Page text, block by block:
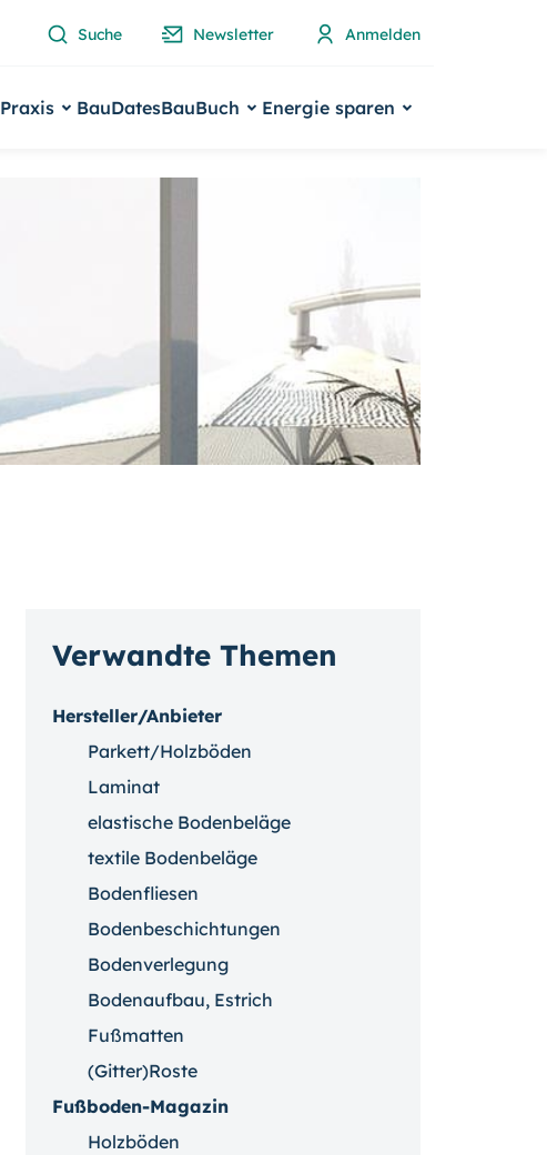
Suche Newsletter Anmelden
Praxis BauDatesBauBuch Energie sparen
Verwandte Themen
Hersteller/Anbieter
Parkett/Holzböden
Laminat
elastische Bodenbeläge
textile Bodenbeläge
Bodenfliesen
Bodenbeschichtungen
Bodenverlegung
Bodenaufbau, Estrich
Fußmatten
(Gitter)Roste
Fußboden-Magazin
Holzböden